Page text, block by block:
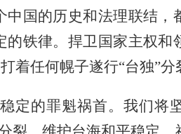
国的历史和法理联结，
铁律。捍卫国家主权和
任何幌子遂行“台独”分
定的罪魁祸首。我们将